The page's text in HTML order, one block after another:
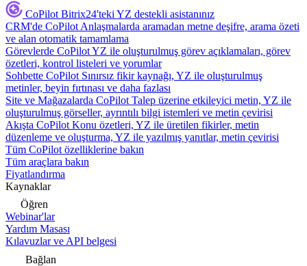
CoPilot Bitrix24'teki YZ destekli asistanınız
CRM'de CoPilot Anlaşmalarda aramadan metne deşifre, arama özeti
ve alan otomatik tamamlama
Görevlerde CoPilotYZ ile oluşturulmuş görev açıklamaları, görev
özetleri, kontrol listeleri ve yorumlar
Sohbette CoPilot Sınırsız fikir kaynağı, YZ ile oluşturulmuş
metinler, beyin fırtınası ve daha fazlası
Site ve Mağazalarda CoPilot Talep üzerine etkileyici metin, YZ ile
oluşturulmuş görseller, ayrıntılı bilgi istemleri ve metin çevirisi
Akışta CoPilot Konu özetleri, YZ ile üretilen fikirler, metin
düzenleme ve oluşturma, YZ ile yazılmış yanıtlar, metin çevirisi
Tüm CoPilot özelliklerine bakın
Tüm araçlara bakın
Fiyatlandırma
Kaynaklar
Öğren
Webinar'lar
Yardım Masası
Kılavuzlar ve API belgesi
Bağlan